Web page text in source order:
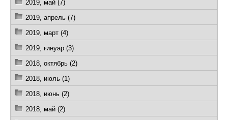
2019, май (7)
2019, апрель (7)
2019, март (4)
2019, ғинуар (3)
2018, октябрь (2)
2018, июль (1)
2018, июнь (2)
2018, май (2)